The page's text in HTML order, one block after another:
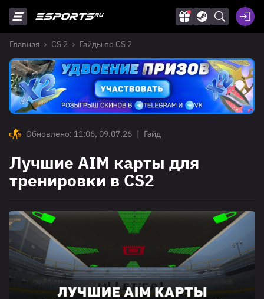
Главная CS 2 Гайды по CS 2
Обновлено: 11:06, 09.07.26 | Гайд
Лучшие AIM карты для
тренировки в CS2